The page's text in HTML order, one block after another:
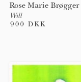
Rose Marie Brøgger
Will
900 DKK